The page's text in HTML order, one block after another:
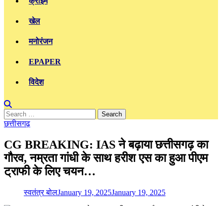
खेल
मनोरंजन
EPAPER
विदेश
Search
for:
छत्तीसगढ़
CG BREAKING: IAS ने बढ़ाया छत्तीसगढ़ का
गौरव, नम्रता गांधी के साथ हरीश एस का हुआ पीएम
ट्राफी के लिए चयन…
स्वतंत्र बोलJanuary 19, 2025January 19, 2025